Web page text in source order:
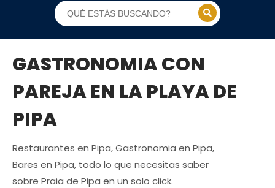
GASTRONOMIA CON
PAREJA EN LA PLAYA DE
PIPA
Restaurantes en Pipa, Gastronomia en Pipa,
Bares en Pipa, todo lo que necesitas saber
sobre Praia de Pipa en un solo click.